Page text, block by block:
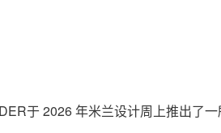
于 2026 年米兰设计周上推出了一